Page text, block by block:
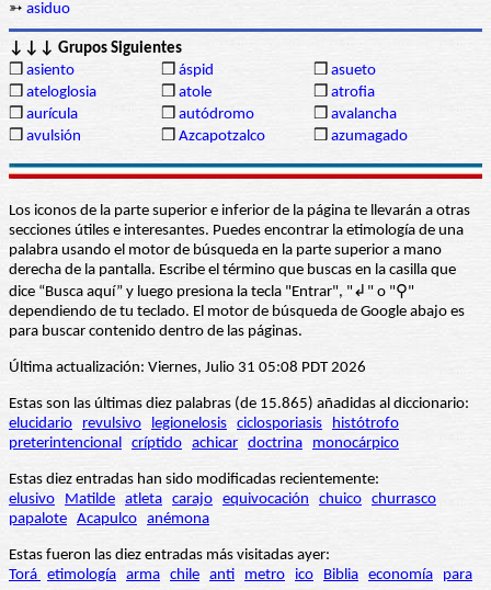
➳ asiduo
↓↓↓ Grupos Siguientes
❒ asiento ❒ áspid ❒ asueto
❒ ateloglosia ❒ atole ❒ atrofia
❒ aurícula ❒ autódromo ❒ avalancha
❒ avulsión ❒ Azcapotzalco ❒ azumagado
Los iconos de la parte superior e inferior de la página te llevarán a otras
secciones útiles e interesantes. Puedes encontrar la etimología de una
palabra usando el motor de búsqueda en la parte superior a mano
derecha de la pantalla. Escribe el término que buscas en la casilla que
dice “Busca aquí” y luego presiona la tecla "Entrar", "↲" o "⚲"
dependiendo de tu teclado. El motor de búsqueda de Google abajo es
para buscar contenido dentro de las páginas.
Última actualización: Viernes, Julio 31 05:08 PDT 2026
Estas son las últimas diez palabras (de 15.865) añadidas al diccionario:
elucidario
revulsivo legionelosis ciclosporiasis
histótrofo
preterintencional críptido achicar doctrina monocárpico
Estas diez entradas han sido modificadas recientemente:
elusivo
Matilde atleta carajo equivocación chuico churrasco
papalote Acapulco anémona
Estas fueron las diez entradas más visitadas ayer:
Torá etimología arma chile anti metro ico Biblia economía para